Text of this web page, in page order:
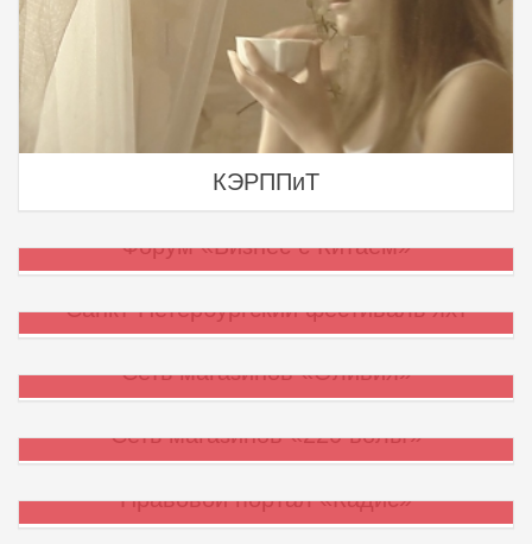
КЭРППиТ
Форум «Бизнес с Китаем»
Санкт-Петербургский фестиваль яхт
Сеть магазинов «Оливия»
Сеть магазинов «220 вольт»
Правовой портал «Кадис»